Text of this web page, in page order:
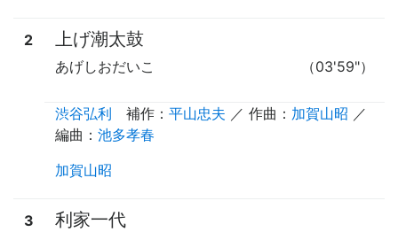
2 上げ潮太鼓
（03'59"）
あげしおだいこ
渋谷弘利 補作 ： 平山忠夫 ／ 作曲： 加賀山昭 ／
編曲： 池多孝春
加賀山昭
3 利家一代